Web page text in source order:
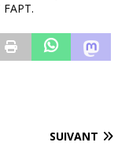
SUIVANT